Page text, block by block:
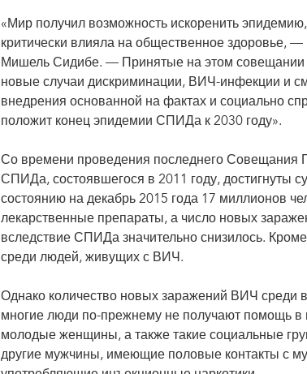
«Мир получил возможность искоренить
критически влияла на общественное здоровье,
Мишель Сидибе. — Принятые на этом совещании
новые случаи дискриминации, ВИЧ-инфекции и
внедрения основанной на фактах и социально
положит конец эпидемии СПИДа к 2030 году».
Со времени проведения последнего
СПИДа, состоявшегося в 2011 году, достигнуты
состоянию на декабрь 2015 года 17 миллионов
лекарственные препараты, а число новых
вследствие СПИДа значительно снизилось.
среди людей, живущих с ВИЧ.
Однако количество новых заражений ВИЧ среди
многие люди по-прежнему не получают помощь в
молодые женщины, а также такие социальные
другие мужчины, имеющие половые контакты с